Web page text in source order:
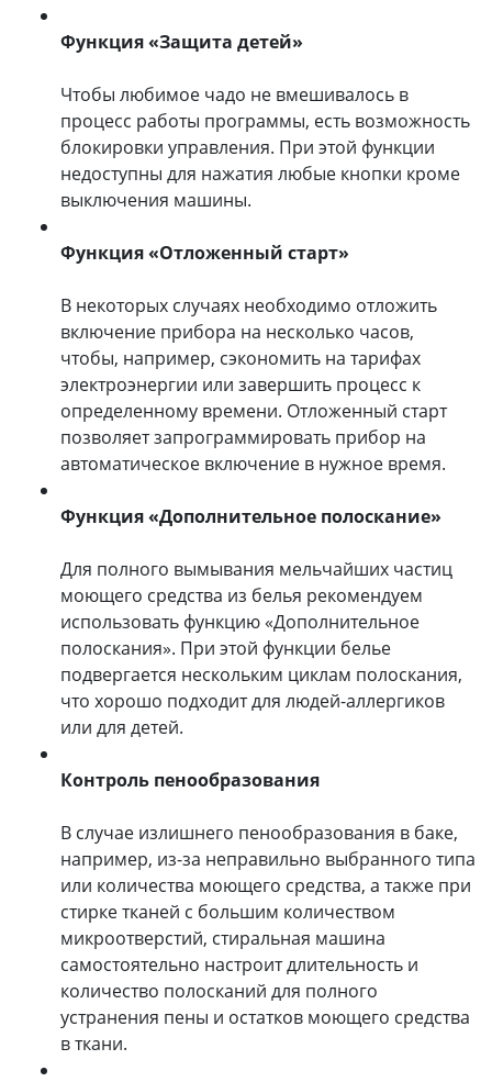
Функция «Защита детей»
Чтобы любимое чадо не вмешивалось в
процесс работы программы, есть возможность
блокировки управления. При этой функции
недоступны для нажатия любые кнопки кроме
выключения машины.
Функция «Отложенный старт»
В некоторых случаях необходимо отложить
включение прибора на несколько часов,
чтобы, например, сэкономить на тарифах
электроэнергии или завершить процесс к
определенному времени. Отложенный старт
позволяет запрограммировать прибор на
автоматическое включение в нужное время.
Функция «Дополнительное полоскание»
Для полного вымывания мельчайших частиц
моющего средства из белья рекомендуем
использовать функцию «Дополнительное
полоскания». При этой функции белье
подвергается нескольким циклам полоскания,
что хорошо подходит для людей-аллергиков
или для детей.
Контроль пенообразования
В случае излишнего пенообразования в баке,
например, из-за неправильно выбранного типа
или количества моющего средства, а также при
стирке тканей с большим количеством
микроотверстий, стиральная машина
самостоятельно настроит длительность и
количество полосканий для полного
устранения пены и остатков моющего средства
в ткани.